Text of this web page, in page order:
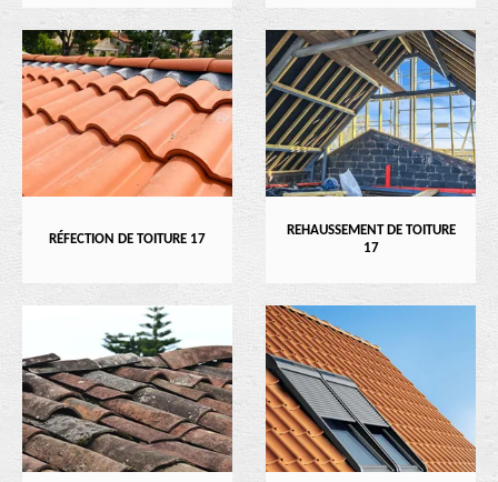
RÉFECTION DE TOITURE 17
REHAUSSEMENT DE TOITURE
17